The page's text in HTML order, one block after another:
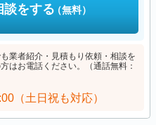
談をする（無料）
業者紹介・見積もり依頼・相談を
はお電話ください。（通話無料：
（土日祝も対応）